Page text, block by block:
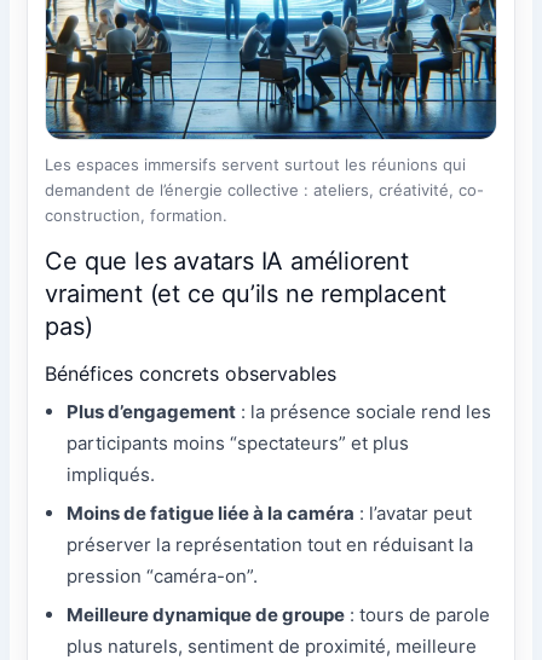
Les espaces immersifs servent surtout les réunions qui
demandent de l’énergie collective : ateliers, créativité, co-
construction, formation.
Ce que les avatars IA améliorent
vraiment (et ce qu’ils ne remplacent
pas)
Bénéfices concrets observables
Plus d’engagement : la présence sociale rend les
participants moins “spectateurs” et plus
impliqués.
Moins de fatigue liée à la caméra : l’avatar peut
préserver la représentation tout en réduisant la
pression “caméra-on”.
Meilleure dynamique de groupe : tours de parole
plus naturels, sentiment de proximité, meilleure